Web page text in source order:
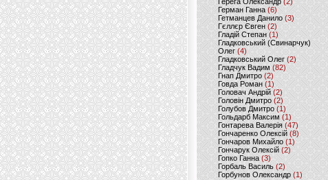
Герман Ганна (6)
Гетманцев Данило (3)
Гєллєр Євген (2)
Гладій Степан(1)
Гладковський (Свинарчук)
Олег (4)
Гладковський Олег (2)
Гладчук Вадим (82)
Гнап Дмитро (2)
Говда Роман(1)
Головач Андрій (2)
Головін Дмитро (2)
Голубов Дмитро (1)
Гольдарб Максим(1)
Гонтарева Валерія (47)
Гончаренко Олексій(8)
Гончаров Михайло (1)
Гончарук Олексій (2)
Гопко Ганна (3)
Горбаль Василь (2)
Горбунов Олександр (1)